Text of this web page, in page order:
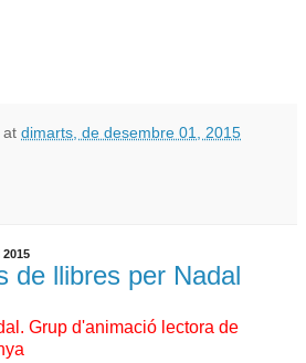
at dimarts, de desembre 01, 2015
de llibres per Nadal
Grup d'animació lectora de